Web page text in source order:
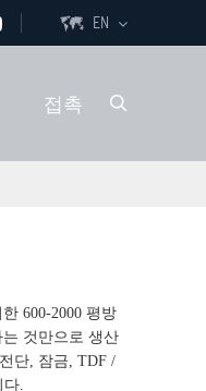
 EN

접촉
600-2000 평방
것만으로 생산
단, 잠금, TDF /
다.